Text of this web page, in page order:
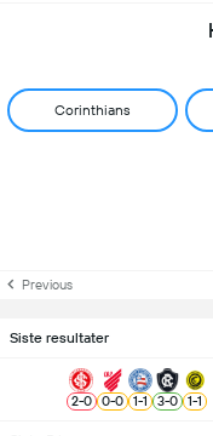
Corinthians
Previous
Siste resultater
2-0 0-0 1-1 3-0 1-1